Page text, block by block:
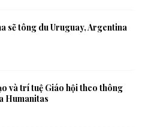
sẽ tông du Uruguay, Argentina
và trí tuệ Giáo hội theo thông
Humanitas